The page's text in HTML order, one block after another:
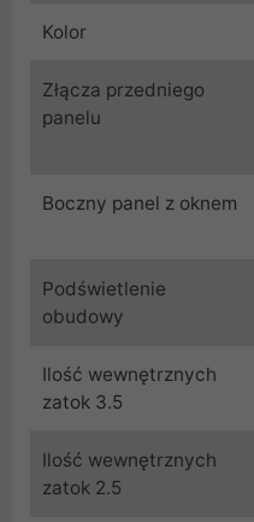
Kolor
Złącza przedniego
panelu
Boczny panel z oknem
Podświetlenie
obudowy
Ilość wewnętrznych
zatok 3.5
Ilość wewnętrznych
zatok 2.5